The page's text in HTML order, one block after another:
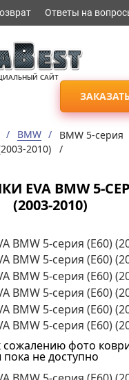
Ответы на
САЙТ
BMW
BMW 5-
2010) /
EVA BMW 5-
(2003-2010)
сожалению фото
не доступно